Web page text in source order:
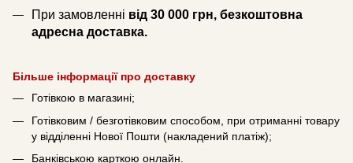
При замовленні від 30 000 грн, безкоштовна
адресна доставка.
Більше інформації про доставку
Готівкою в магазині;
Готівковим / безготівковим способом, при отриманні товару
у відділенні Нової Пошти (накладений платіж);
Банківською карткою онлайн.